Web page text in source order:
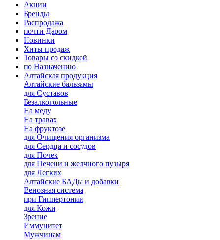
Акции
Бренды
Распродажа
почти Даром
Новинки
Хиты продаж
Товары со скидкой
по Назначению
Алтайская продукция
Алтайские бальзамы
для Суставов
Безалкогольные
На меду
На травах
На фруктозе
для Очищения организма
для Сердца и сосудов
для Почек
для Печени и желчного пузыря
для Легких
Алтайские БАДы и добавки
Венозная система
при Гиппертонии
для Кожи
Зрение
Иммунитет
Мужчинам